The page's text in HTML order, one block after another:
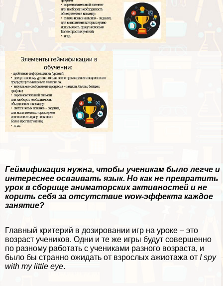
Гeймификация нужна, чтобы ученикам было легче и
интереснее осваивать язык. Но как не превратить
урок в сборище аниматорских активностей и не
корить себя за отсутствие wow-эффекта каждое
занятие?
Главный критерий в дозировании игр на уроке – это
возраст учеников. Одни и те же игры будут совершенно
по разному работать с учениками разного возраста, и
было бы странно ожидать от взрослых ажиотажа от I spy
with my little eye.